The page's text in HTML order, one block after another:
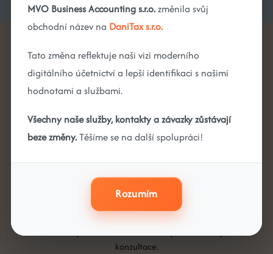
Jak probíhá spolupráce?
01
Strategický audit
Detailně zanalyzujeme finanční strukturu firmy, daňové
zatížení i rezervy. Identifikujeme příležitosti ke snížení
nákladů a zvýšení ziskovosti. Součástí je úvodní bezplatná
konzultace.
MVO Business Accounting s.r.o.změnila svůj
obchodní název na DaniTax s.r.o.
Tato změna reflektuje naši vizi moderního
digitálního účetnictví a lepší identifikaci s našimi
hodnotami a službami.
Všechny naše služby, kontakty a závazky zůstávají
beze změny.Těšíme se na další spolupráci!
Rozumím